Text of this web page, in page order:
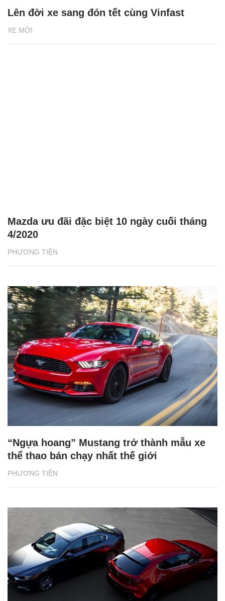
XE MỚI
Lên đời xe sang đón tết cùng Vinfast
PHƯƠNG TIỆN
Mazda ưu đãi đặc biệt 10 ngày cuối tháng
4/2020
PHƯƠNG TIỆN
“Ngựa hoang” Mustang trở thành mẫu xe
thể thao bán chạy nhất thế giới